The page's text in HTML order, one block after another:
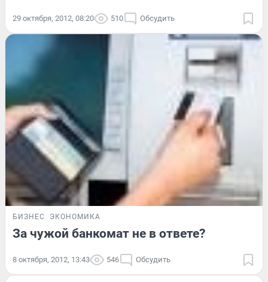
29 октября, 2012, 08:20 510 Обсудить
БИЗНЕС ЭКОНОМИКА
За чужой банкомат не в ответе?
8 октября, 2012, 13:43 546 Обсудить